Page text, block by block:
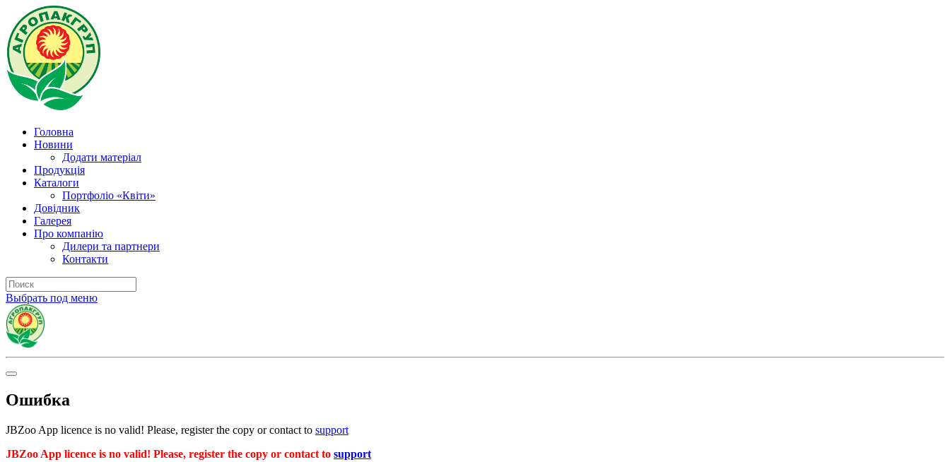
Головна
Новини
Додати матеріал
Продукція
Каталоги
Портфоліо «Квіти»
Довідник
Галерея
Про компанію
Дилери та партнери
Контакти
Выбрать под меню
Ошибка
JBZoo App licence is no valid! Please, register the copy or contact to support
JBZoo App licence is no valid! Please, register the copy or contact to support